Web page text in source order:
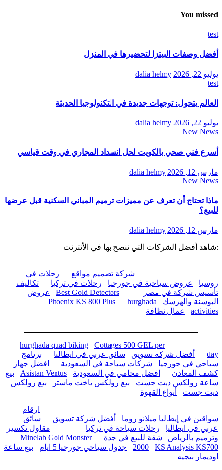
You missed
test
أفضل وصفات البيتزا لتحضيرها في المنزل
يوليو 22, 2026
dalia helmy
test
العالم يتحول: توجهات جديدة في التكنولوجيا الحديثة
يوليو 22, 2026
dalia helmy
New News
أسرع فني صحي بالكويت لحل انسداد المجاري في وقت قياسي
مارس 12, 2026
dalia helmy
New News
ماذا تحتاج أن تعرف عن مميزات ترميم المباني السكنية قبل عرضها
للبيع؟
مارس 12, 2026 dalia helmy
:شاهد أفضل الشركات التي ننصح بها في الأنترنت
شركة تصميم مواقع
رحلات في
روسيا
عروض سياحية في جورجيا رحلات في تركيا
تكاليف
تأسيس شركة في مصر
Best Gold Detectors
عروض
البوسنة والهرسك
Phoenix KS 800 Plus
hurghada
activities
عمال نظافة
hurghada quad biking
Cottages 500 GEL per
day
أفضل شركة تسويق سائق عربي في ايطاليا
برنامج
سياحي في جورجيا
شركات سياحة في السعودية
افضل جهاز
كشف المعادن
افضل محامي في السعودية Asistan Ventus
بيع
ساعة رولكس ديت جست
بيع رولكس ياخت ماستر
بيع رولكس
ديت جست
أنواع القهوة
ارقام
سواقين في إيطاليا ميلانو روما
أفضل شركة تسويق
سائق
عربي في ايطاليا
رحلات سياحة في تركيا
مقاول تكسير
وترميم بالرياض
شقة للبيع في جدة
Minelab Gold Monster
2000
KS Analysis KS700 جدول سياحي جورجيا 5 ايام
بيع ساعة
اوديمار بيجيه